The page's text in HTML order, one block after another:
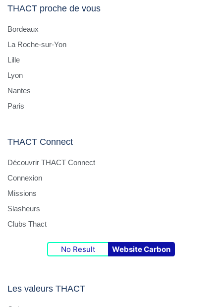
THACT proche de vous
Bordeaux
La Roche-sur-Yon
Lille
Lyon
Nantes
Paris
THACT Connect
Découvrir THACT Connect
Connexion
Missions
Slasheurs
Clubs Thact
No Result Website Carbon
Les valeurs THACT